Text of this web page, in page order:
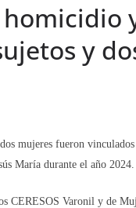
y
mujeres fueron
María durante el año 2024.
CERESOS Varonil y de